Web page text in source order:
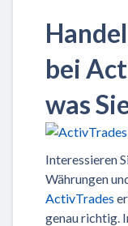
bei
was
Interessieren
Währungen
ActivTrades
genau richtig.